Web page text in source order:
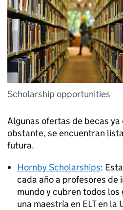
Scholarship opportunities
Algunas ofertas de becas
obstante, se encuentran
futura.
Hornby Scholarships:
cada año a profesores de
mundo y cubren todos
una maestría en ELT en la